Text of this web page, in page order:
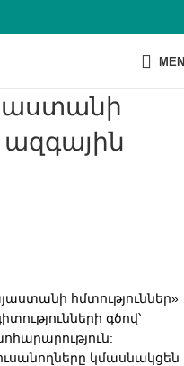
ազգային
հմտություններ»
գծով՝
կմասնակցեն